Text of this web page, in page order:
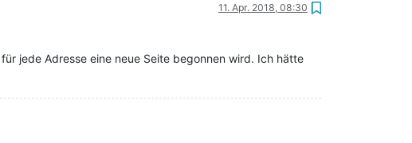
11. Apr. 2018, 08:30
jede Adresse eine neue Seite begonnen wird. Ich hätte